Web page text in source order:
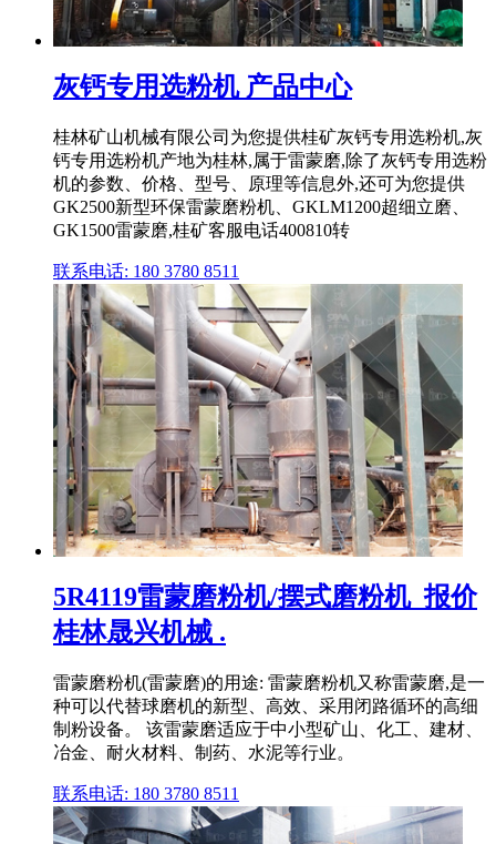
灰钙专用选粉机 产品中心
桂林矿山机械有限公司为您提供桂矿灰钙专用选粉机,灰
钙专用选粉机产地为桂林,属于雷蒙磨,除了灰钙专用选粉
机的参数、价格、型号、原理等信息外,还可为您提供
GK2500新型环保雷蒙磨粉机、GKLM1200超细立磨、
GK1500雷蒙磨,桂矿客服电话400810转
联系电话: 180 3780 8511
5R4119雷蒙磨粉机/摆式磨粉机_报价
桂林晟兴机械 .
雷蒙磨粉机(雷蒙磨)的用途: 雷蒙磨粉机又称雷蒙磨,是一
种可以代替球磨机的新型、高效、采用闭路循环的高细
制粉设备。 该雷蒙磨适应于中小型矿山、化工、建材、
冶金、耐火材料、制药、水泥等行业。
联系电话: 180 3780 8511